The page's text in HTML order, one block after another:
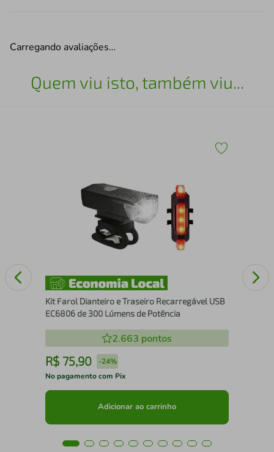
Carregando avaliações…
Quem viu isto, também viu...
Kit Farol Dianteiro e Traseiro Recarregável USB
EC6806 de 300 Lúmens de Potência
2.663 pontos
R$ 75,90 -24%
No pagamento com Pix
Adicionar ao carrinho